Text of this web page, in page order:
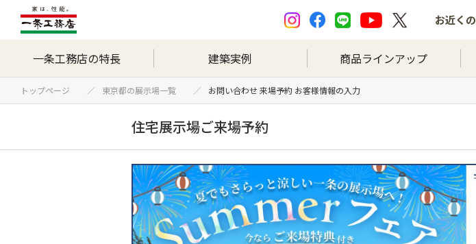
お近くの
一条工務店の特長 建築実例 商品ラインアップ
トップページ 東京都の展示場一覧 お問い合わせ 来場予約 お客様情報の入力
住宅展示場ご来場予約